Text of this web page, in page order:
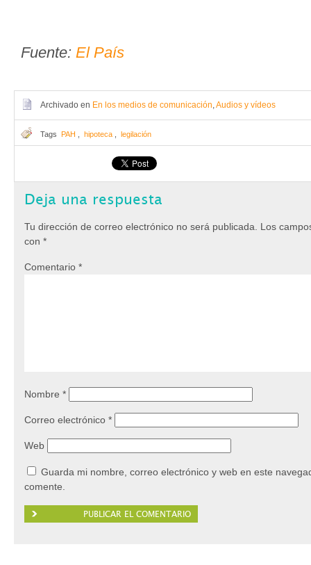
Fuente: El País
Archivado en En los medios de comunicación,Audios y vídeos
Tags PAH hipoteca legilación
Deja una respuesta
Tu dirección de correo electrónico no será publicada.
Los
con *
Comentario *
Nombre *
Correo electrónico *
Web
Guarda mi nombre, correo electrónico y web en este
comente.